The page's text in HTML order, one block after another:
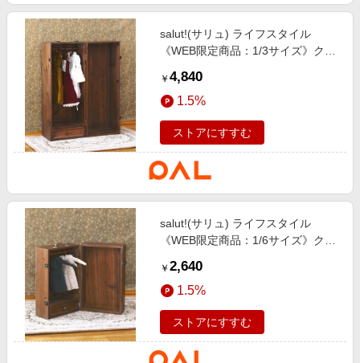
salut!(サリュ) ライフスタイル
《WEB限定商品：1/3サイズ》クロ
の他
￥ 4,840
1.5%
ストアにすすむ
salut!(サリュ) ライフスタイル
《WEB限定商品：1/6サイズ》クロ
monde その他
￥ 2,640
1.5%
ストアにすすむ